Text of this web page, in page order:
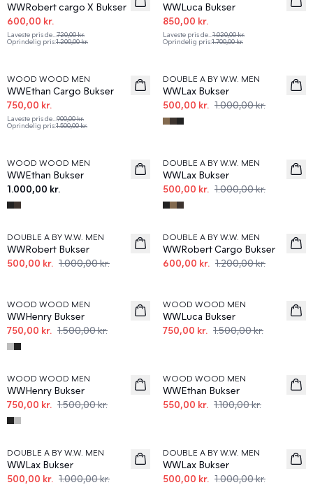
WWRobert cargo X Bukser
600,00 kr.
Laveste pris de 720,00 kr.
Oprindelig pris:1.200,00 kr.
WWLuca Bukser
850,00 kr.
Laveste pris de 1.020,00 kr.
Oprindelig pris:1.700,00 kr.
WOOD WOOD MEN
WWEthan Cargo Bukser
750,00 kr.
Laveste pris de 900,00 kr.
Oprindelig pris:1.500,00 kr.
DOUBLE A BY W.W. MEN
WWLax Bukser
500,00 kr. 1.000,00 kr.
News
WOOD WOOD MEN
WWEthan Bukser
1.000,00 kr.
DOUBLE A BY W.W. MEN
WWLax Bukser
500,00 kr. 1.000,00 kr.
50%
DOUBLE A BY W.W. MEN
WWRobert Bukser
500,00 kr. 1.000,00 kr.
50%
DOUBLE A BY W.W. MEN
WWRobert Cargo Bukser
600,00 kr. 1.200,00 kr.
WOOD WOOD MEN
WWHenry Bukser
750,00 kr. 1.500,00 kr.
WOOD WOOD MEN
WWLuca Bukser
750,00 kr. 1.500,00 kr.
50%
WOOD WOOD MEN
WWHenry Bukser
750,00 kr. 1.500,00 kr.
WOOD WOOD MEN
WWEthan Bukser
550,00 kr. 1.100,00 kr.
50%
DOUBLE A BY W.W. MEN
WWLax Bukser
500,00 kr. 1.000,00 kr.
DOUBLE A BY W.W. MEN
WWLax Bukser
500,00 kr. 1.000,00 kr.